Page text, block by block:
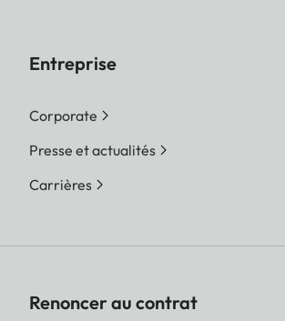
Entreprise
Corporate
Presse et actualités
Carrières
Renoncer au contrat